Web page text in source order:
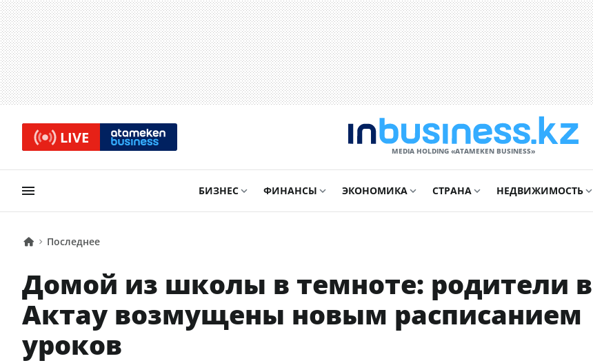
LIVE
MEDIA HOLDING «ATAMEKЕN BUSINESS»
БИЗНЕС ФИНАНСЫ ЭКОНОМИКА СТРАНА НЕДВИЖИМОСТЬ
Последнее
Домой из школы в темноте: родители в
Актау возмущены новым расписанием
уроков